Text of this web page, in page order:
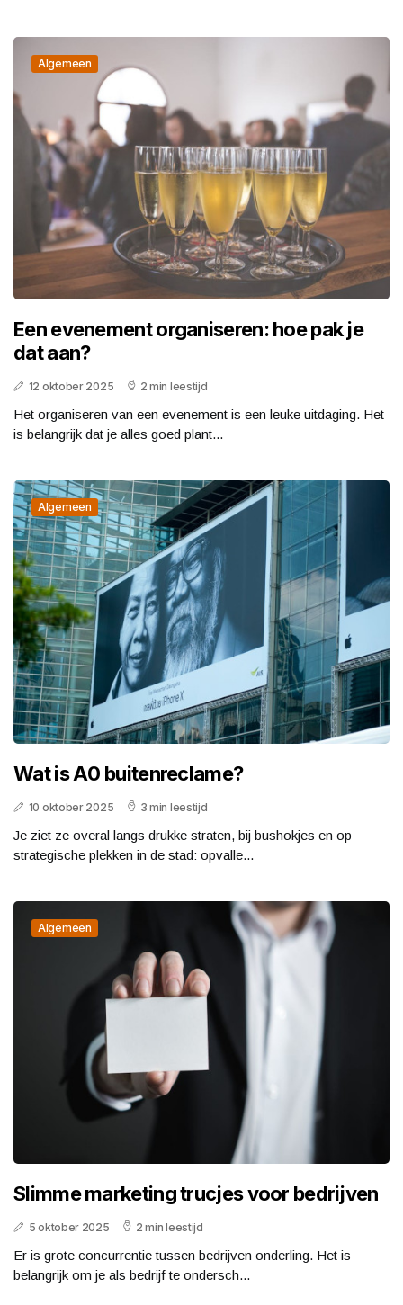
Algemeen
Een evenement organiseren: hoe pak je
dat aan?
12 oktober 2025 2 min leestijd
Het organiseren van een evenement is een leuke uitdaging. Het
is belangrijk dat je alles goed plant...
Algemeen
Wat is A0 buitenreclame?
10 oktober 2025 3 min leestijd
Je ziet ze overal langs drukke straten, bij bushokjes en op
strategische plekken in de stad: opvalle...
Algemeen
Slimme marketing trucjes voor bedrijven
5 oktober 2025 2 min leestijd
Er is grote concurrentie tussen bedrijven onderling. Het is
belangrijk om je als bedrijf te ondersch...